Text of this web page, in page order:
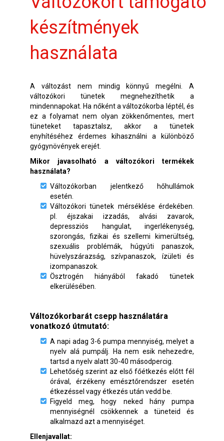
készítmények
használata
A változást nem mindig könnyű megélni. A
változókori tünetek megnehezíthetik a
mindennapokat. Ha nőként a változókorba léptél, és
ez a folyamat nem olyan zökkenőmentes, mert
tüneteket tapasztalsz, akkor a tünetek
enyhítéséhez érdemes kihasználni a különböző
gyógynövények erejét.
Mikor javasolható a változókori termékek
használata?
Változókorban jelentkező hőhullámok
esetén.
Változókori tünetek mérséklése érdekében.
pl. éjszakai izzadás, alvási zavarok,
depressziós hangulat, ingerlékenység,
szorongás, fizikai és szellemi kimerültség,
szexuális problémák, húgyúti panaszok,
hüvelyszárazság, szívpanaszok, ízületi és
izompanaszok.
Ösztrogén hiányából fakadó tünetek
elkerülésében.
Változókorbarát csepp használatára
vonatkozó útmutató:
A napi adag 3-6 pumpa mennyiség, melyet a
nyelv alá pumpálj. Ha nem esik nehezedre,
tartsd a nyelv alatt 30-40 másodpercig.
Lehetőség szerint az első főétkezés előtt fél
órával, érzékeny emésztőrendszer esetén
étkezéssel vagy étkezés után vedd be.
Figyeld meg, hogy neked hány pumpa
mennyiségnél csökkennek a tüneteid és
alkalmazd azt a mennyiséget.
Ellenjavallat: